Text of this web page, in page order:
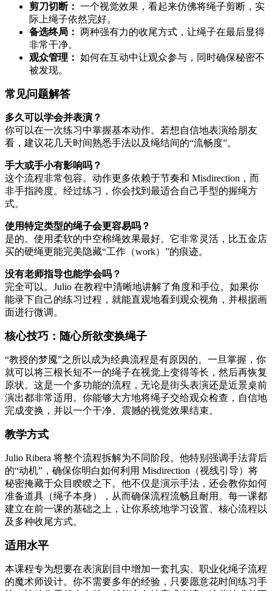
剪刀切断： 一个视觉效果，看起来仿佛将绳子剪断，实
际上绳子依然完好。
备选终局： 两种强有力的收尾方式，让绳子在最后显得
非常干净。
观众管理： 如何在互动中让观众参与，同时确保秘密不
被发现。
常见问题解答
多久可以学会并表演？
你可以在一次练习中掌握基本动作。若想自信地表演给朋友
看，建议花几天时间熟悉手法以及绳结间的“流畅度”。
手大或手小有影响吗？
这个流程非常包容。动作更多依赖于节奏和 Misdirection，而
非手指跨度。经过练习，你会找到最适合自己手型的握绳方
式。
使用特定类型的绳子会更容易吗？
是的。使用柔软的中空棉绳效果最好。它非常灵活，比五金店
买的硬绳更能完美隐藏“工作（work）”的痕迹。
没有老师指导也能学会吗？
完全可以。Julio 在教程中清晰地讲解了角度和手位。如果你
能录下自己的练习过程，就能直观地看到观众视角，并根据画
面进行微调。
核心技巧：随心所欲变换绳子
“教授的梦魇”之所以成为经典流程是有原因的。一旦掌握，你
就可以将三根长短不一的绳子在视觉上变得等长，然后再恢复
原状。这是一个多功能的流程，无论是街头表演还是近景桌前
演出都非常适用。你能够大方地将绳子交给观众检查，自信地
完成变换，并以一个干净、震撼的视觉效果结束。
教学方式
Julio Ribera 将整个流程拆解为不同阶段。他特别强调手法背后
的“动机”，确保你明白如何利用 Misdirection（视线引导）将
秘密掩藏于众目睽睽之下。他不仅是演示手法，还会教你如何
准备道具（绳子本身），从而确保流程流畅且耐用。每一课都
建立在前一课的基础之上，让你系统地学习设置、核心流程以
及多种收尾方式。
适用水平
本课程专为想要在表演剧目中增加一套扎实、职业化绳子流程
的魔术师设计。你不需要多年的经验，只要愿意花时间练习手